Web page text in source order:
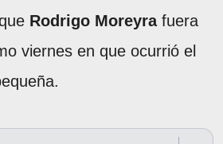
Rodrigo Moreyrafuera
viernes en que ocurrió el